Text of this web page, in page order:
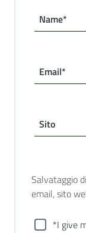
Name*
Email*
Sito
Salvataggio
email, sito
*I give